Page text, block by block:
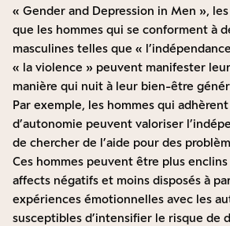
« Gender and Depression in Men »,
que les hommes qui se conforment à
masculines telles que «
« la violence » peuvent manifester
manière qui nuit à leur bien-être
Par exemple, les hommes qui
d’autonomie peuvent valoriser
de chercher de l’aide pour des
Ces hommes peuvent être plus
affects négatifs et moins disposés à
expériences émotionnelles avec les
susceptibles d’intensifier le risque de